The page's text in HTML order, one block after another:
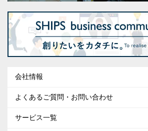
会社情報
よくあるご質問・お問い合わせ
サービス一覧